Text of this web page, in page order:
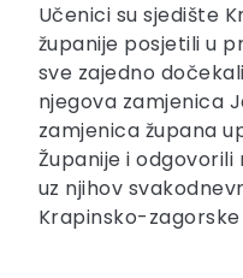
Učenici su sjedište
županije posjetili u
sve zajedno
njegova zamjenica
zamjenica župana
Županije i
uz njihov
Krapinsko-zagorske